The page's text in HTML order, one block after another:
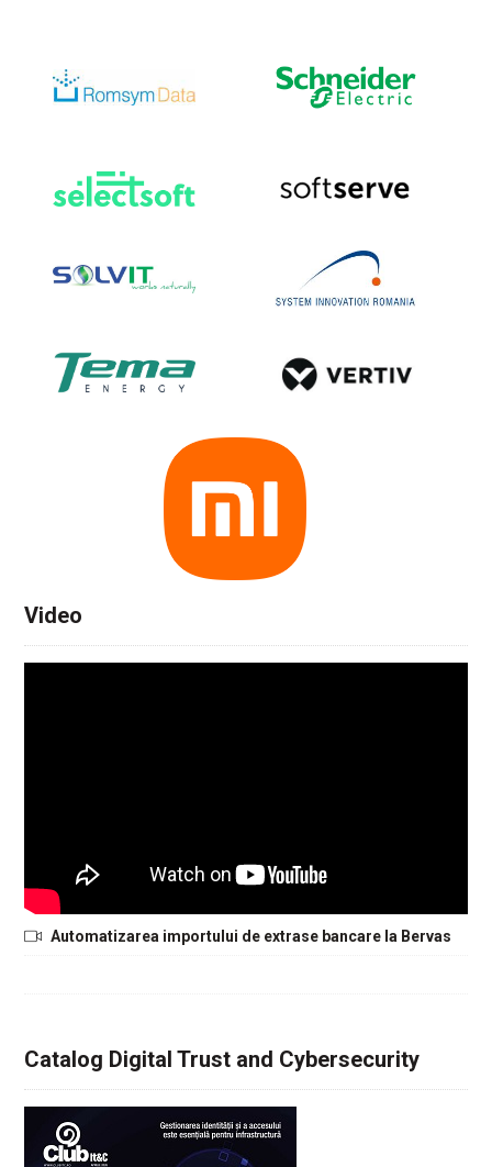
Video
Automatizarea importului de extrase bancare la Bervas
Catalog Digital Trust and Cybersecurity